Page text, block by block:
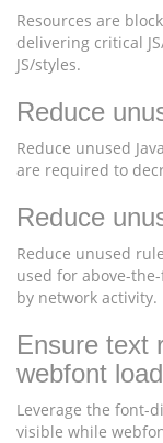
Resources are
delivering critical
JS/styles.
Reduce
Reduce unused
are required to
Reduce
Reduce unused
used for above-
by network activity.
Ensure text
webfont load
Leverage the font-
visible while